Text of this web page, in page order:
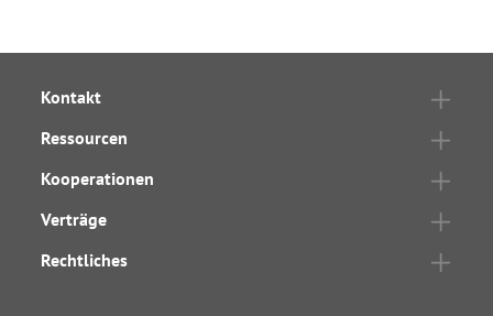
Kontakt
Ressourcen
Kooperationen
Verträge
Rechtliches